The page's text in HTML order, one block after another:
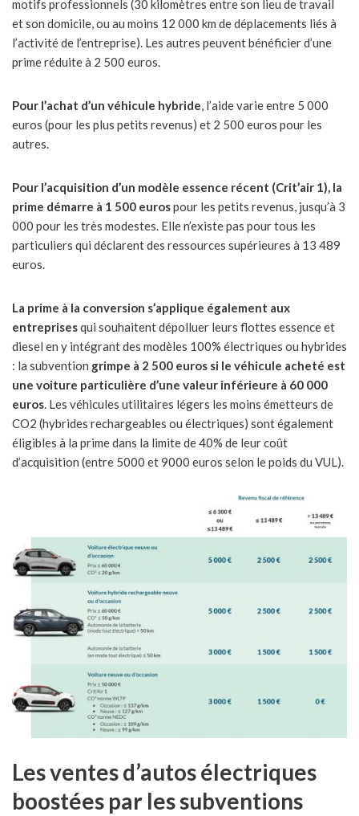
motifs professionnels (30 kilomètres entre son lieu de travail
et son domicile, ou au moins 12 000 km de déplacements liés à
l’activité de l’entreprise). Les autres peuvent bénéficier d’une
prime réduite à 2 500 euros.
Pour l’achat d’un véhicule hybride, l’aide varie entre 5 000
euros (pour les plus petits revenus) et 2 500 euros pour les
autres.
Pour l’acquisition d’un modèle essence récent (Crit’air 1), la
prime démarre à 1 500 eurospour les petits revenus, jusqu’à 3
000 pour les très modestes. Elle n’existe pas pour tous les
particuliers qui déclarent des ressources supérieures à 13 489
euros.
La prime à la conversion s’applique également aux
entreprisesqui souhaitent dépolluer leurs flottes essence et
diesel en y intégrant des modèles 100% électriques ou hybrides
: la subvention grimpe à 2 500 euros si le véhicule acheté est
une voiture particulière d’une valeur inférieure à 60 000
euros. Les véhicules utilitaires légers les moins émetteurs de
CO2 (hybrides rechargeables ou électriques) sont également
éligibles à la prime dans la limite de 40% de leur coût
d’acquisition (entre 5000 et 9000 euros selon le poids du VUL).
Les ventes d’autos électriques
boostées par les subventions